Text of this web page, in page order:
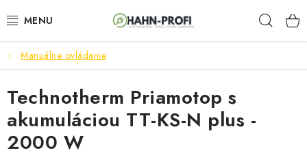
na
ELEKTROCENTRÁLY
ZAHRADNÍ TECHNIKA
STAVEBNÁ TECHNIKA
Manuálne ovládanie
Technotherm Priamotop s
akumuláciou TT-KS-N plus -
2000 W